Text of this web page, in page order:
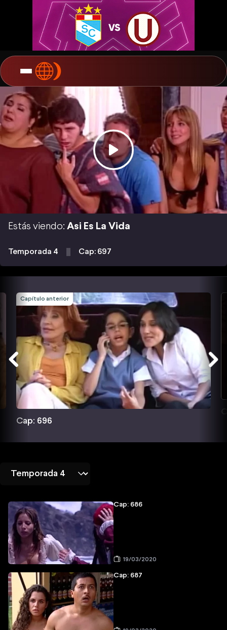
Estás viendo: Asi Es La Vida
Temporada 4 Cap: 697
Capítulo anterior
Cap: 696
Cap: 686
19/03/2020
Cap: 687